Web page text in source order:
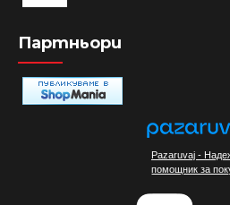
Партньори
Pazaruvaj -
помощник за